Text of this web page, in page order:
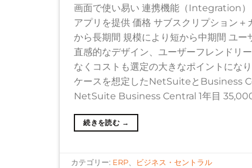
画面で使い易い 連携機能（Integration
アプリを提供 価格 サブスクリプション
から長期間 規模により短から中期間 ユ
直感的なデザイン、ユーザーフレンドリ
なくコストも選定の大きなポイントにな
ケースを想定したNetSuiteとBusiness
NetSuite Business Central 1年目
続きを読む →
カテゴリー: ERP、 ビジネス・セントラル